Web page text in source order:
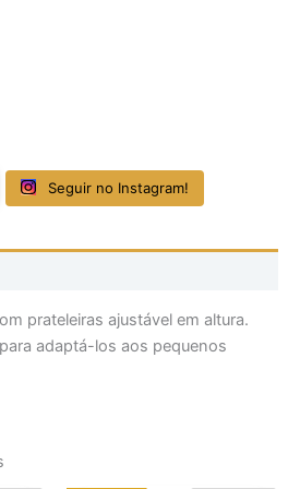
Seguir no Instagram!
prateleiras ajustável em altura.
adaptá-los aos pequenos